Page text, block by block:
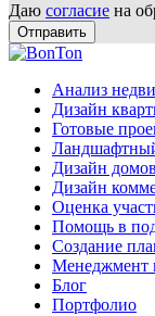
Даю согласие на
Отправить
Анализ
Дизайн
Готовые
Дизайн домов
Дизайн
Оценка
Помощь в
Создание
Менеджмент
Блог
Портфолио